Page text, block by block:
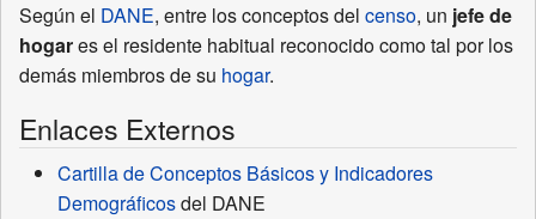
Según el DANE, entre los conceptos del censo, un jefe de
hogares el residente habitual reconocido como tal por los
demás miembros de su hogar.
Enlaces Externos
Cartilla de Conceptos Básicos y Indicadores
Demográficosdel DANE